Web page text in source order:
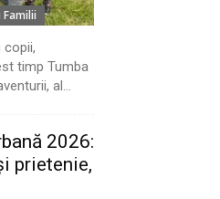
copii,
timp Tumba
al...
2026:
prietenie,